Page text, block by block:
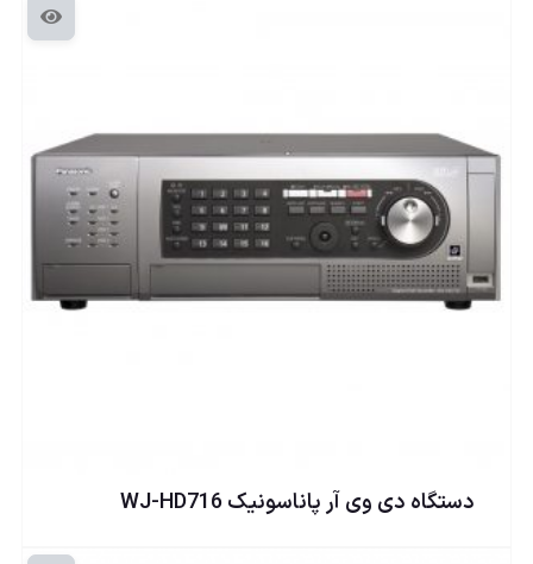
دستگاه دی وی آر پاناسونيک WJ-HD716